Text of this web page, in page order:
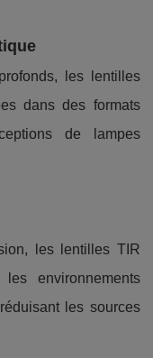
les lentilles
dans des formats
de lampes
les lentilles TIR
environnements
les sources